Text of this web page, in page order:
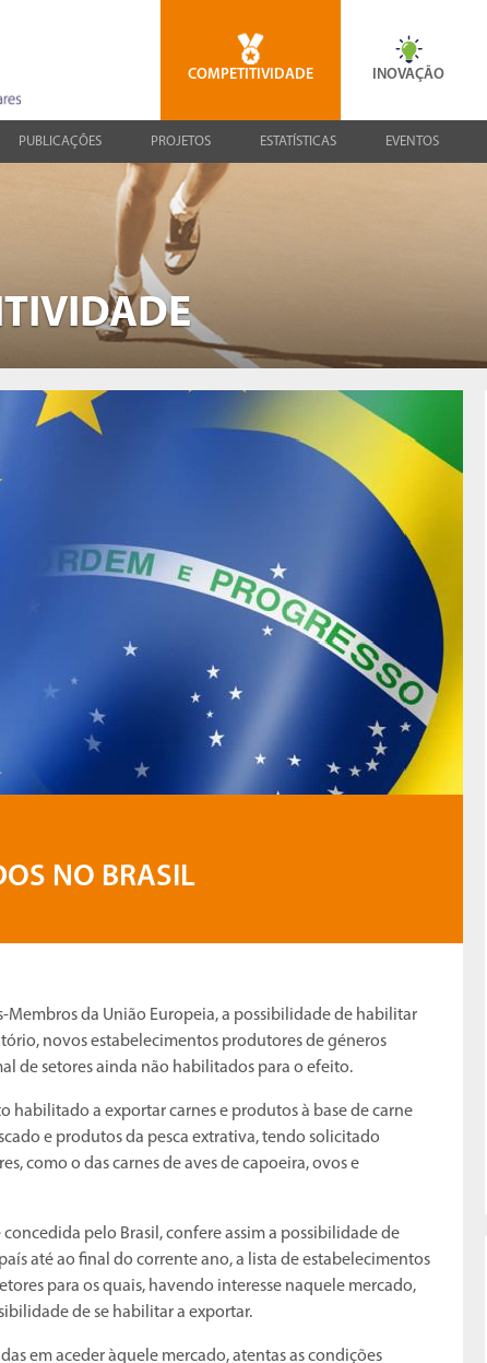
COMPETITIVIDADE INOVAÇÃO
PUBLICAÇÕES PROJETOS ESTATÍSTICAS EVENTOS
NO BRASIL
Membros da União Europeia, a possibilidade de habilitar
novos estabelecimentos produtores de géneros
de setores ainda não habilitados para o efeito.
habilitado a exportar carnes e produtos à base de carne
e produtos da pesca extrativa, tendo solicitado
como o das carnes de aves de capoeira, ovos e
pelo Brasil, confere assim a possibilidade de
até ao final do corrente ano, a lista de estabelecimentos
para os quais, havendo interesse naquele mercado,
de se habilitar a exportar.
em aceder àquele mercado, atentas as condições